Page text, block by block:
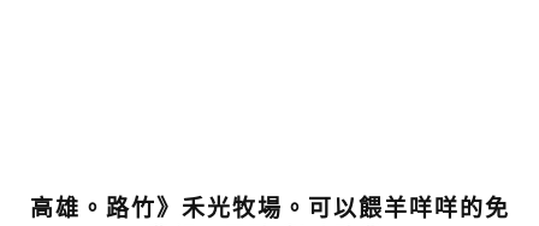
高雄。路竹》禾光牧場。可以餵羊咩咩的免